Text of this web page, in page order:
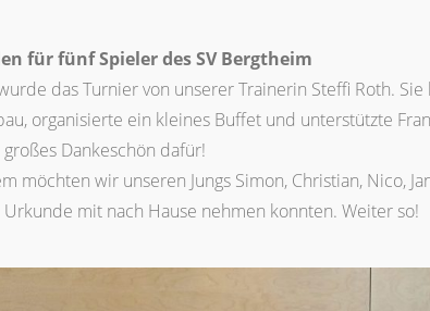
für fünf Spieler des SV Bergtheim
das Turnier von unserer Trainerin Steffi Roth.
organisierte ein kleines Buffet und unterstützte
großes Dankeschön dafür!
möchten wir unseren Jungs Simon, Christian, Nico,
mit nach Hause nehmen konnten. Weiter so!